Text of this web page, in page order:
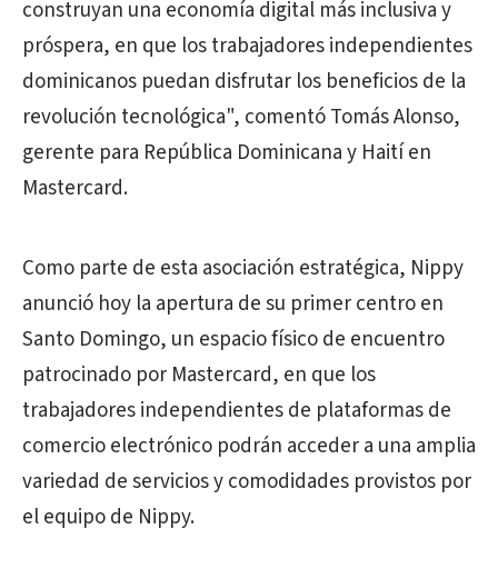
construyan una economía digital más inclusiva y
próspera, en que los trabajadores independientes
dominicanos puedan disfrutar los beneficios de la
revolución tecnológica", comentó Tomás Alonso,
gerente para República Dominicana y Haití en
Mastercard.
Como parte de esta asociación estratégica, Nippy
anunció hoy la apertura de su primer centro en
Santo Domingo, un espacio físico de encuentro
patrocinado por Mastercard, en que los
trabajadores independientes de plataformas de
comercio electrónico podrán acceder a una amplia
variedad de servicios y comodidades provistos por
el equipo de Nippy.